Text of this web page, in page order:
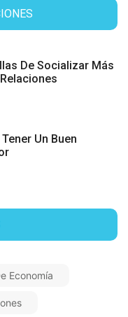
De Socializar Más
Un Buen
Economía